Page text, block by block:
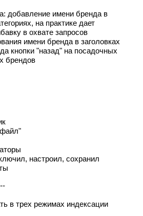
добавление имени бренда в
на практике дает
в охвате запросов
имени бренда в заголовках
кнопки "назад" на посадочных
брендов
настроил, сохранил
в трех режимах индексации